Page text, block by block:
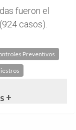
fueron el
casos).
Preventivos
+